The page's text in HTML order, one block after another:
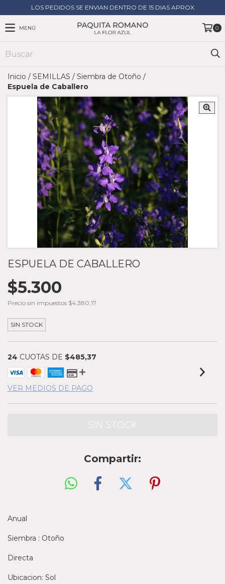
LOS PEDIDOS SE ENVIAN DENTRO DE 15 DIAS APROX
MENÚ 0
Inicio / SEMILLAS / Siembra de Otoño /
Espuela de Caballero
ESPUELA DE CABALLERO
$5.300
Precio sin impuestos $4.380,17
SIN STOCK
24 CUOTAS DE $485,37
VER MEDIOS DE PAGO
Compartir:
Anual
Siembra : Otoño
Directa
Ubicacion: Sol